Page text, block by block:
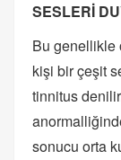
SESLERİ
Bu genellikle
kişi bir çeşit
tinnitus
sonucu orta